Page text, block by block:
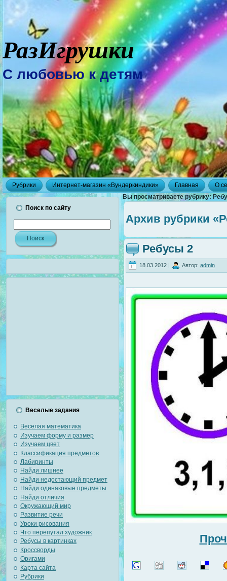
РазИгрушки
С любовью к детям
Рубрики Интернет-магазин «Вундеркиндики» Главная О
Поиск по сайту
Веселые задания
Веселая математика
Изучаем форму и размер
Изучаем цвет
Классификация предметов
Лабиринты
Найди лишнее
Найди недостающий предмет
Найди одинаковые предметы
Найди отличия
Окружающий мир
Развитие речи
Уроки рисования
Что перепутал художник
Ребусы в картинках
Кроссворды
Оригами
Карта сайта
Рубрики
Вы просматриваете рубрику:
Архив рубрики
Ребусы 2
18.03.2012 | Автор: admin